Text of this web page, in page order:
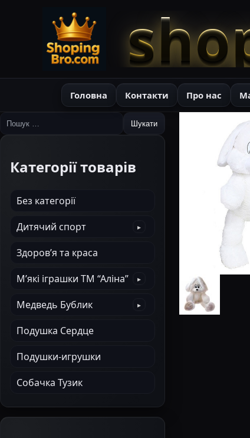
Головна Контакти Про нас
Пошук:
Категорії товарів
Без категорії
Дитячий спорт
Здоров’я та краса
М’які іграшки ТМ “Аліна”
Медведь Бублик
Подушка Сердце
Подушки-игрушки
Собачка Тузик